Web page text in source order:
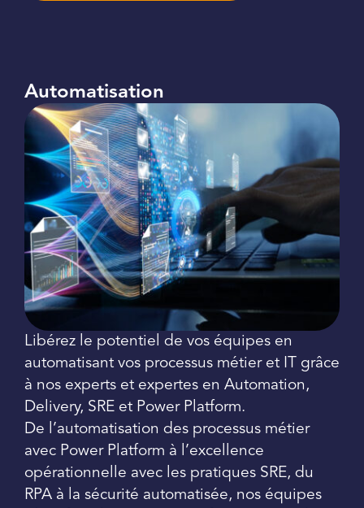
Automatisation
Libérez le potentiel de vos équipes en
automatisant vos processus métier et IT grâce
à nos experts et expertes en Automation,
Delivery, SRE et Power Platform.
De l’automatisation des processus métier
avec Power Platform à l’excellence
opérationnelle avec les pratiques SRE, du
RPA à la sécurité automatisée, nos équipes